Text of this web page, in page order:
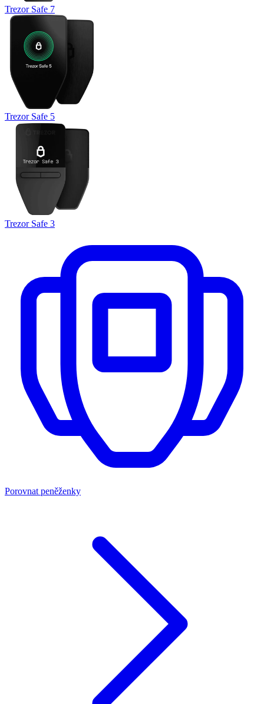
Trezor Safe 7
Trezor Safe 5
Trezor Safe 3
Porovnat peněženky